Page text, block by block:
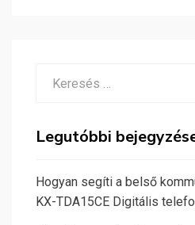
Legutóbbi
Hogyan segíti a belső
KX-TDA15CE Digitális